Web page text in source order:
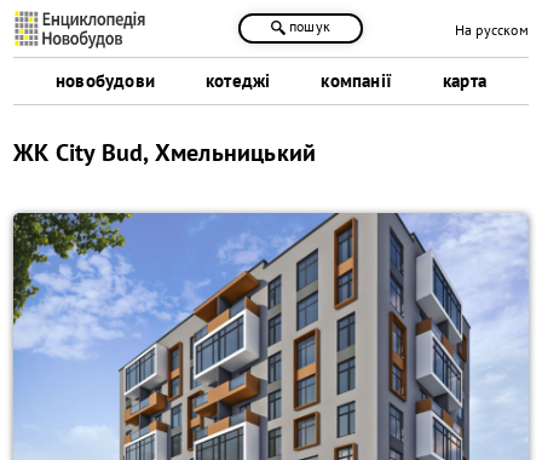
новобудови котеджі компанії карта
пошук На русском
ЖК City Bud, Хмельницький